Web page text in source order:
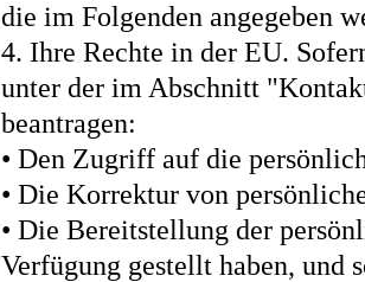
die im Folgenden angegeben
4. Ihre Rechte in der EU.
unter der im Abschnitt
beantragen:
• Den Zugriff auf die
• Die Korrektur von
• Die Bereitstellung der
Verfügung gestellt haben, und